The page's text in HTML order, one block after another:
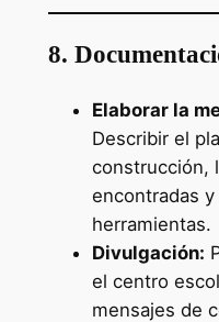
8.
Elaborar la
Describir el
construcción,
encontradas
herramientas.
Divulgación:
el centro
mensajes de